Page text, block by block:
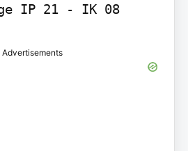
IP 21 - IK 08
Advertisements